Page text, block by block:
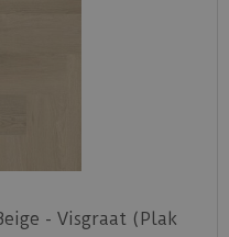
- Visgraat (Plak